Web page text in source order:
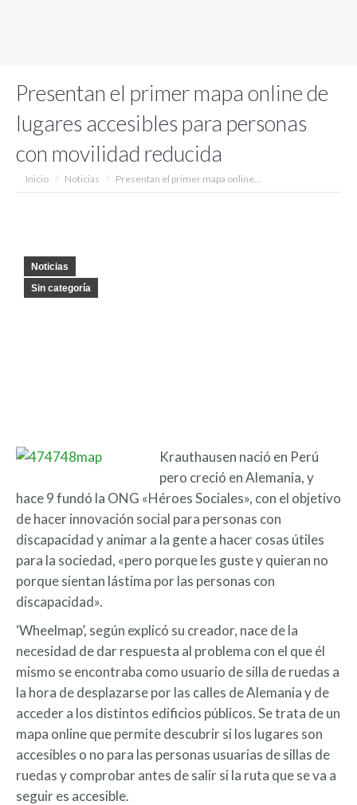
Presentan el primer mapa online de
lugares accesibles para personas
con movilidad reducida
Estás aquí:
Inicio Noticias Presentan el primer mapa online…
Noticias
Sin categoría
Krauthausen nació en Perú
pero creció en Alemania, y
hace 9 fundó la ONG «Héroes Sociales», con el objetivo
de hacer innovación social para personas con
discapacidad y animar a la gente a hacer cosas útiles
para la sociedad, «pero porque les guste y quieran no
porque sientan lástima por las personas con
discapacidad».
‘Wheelmap’, según explicó su creador, nace de la
necesidad de dar respuesta al problema con el que él
mismo se encontraba como usuario de silla de ruedas a
la hora de desplazarse por las calles de Alemania y de
acceder a los distintos edificios públicos. Se trata de un
mapa online que permite descubrir si los lugares son
accesibles o no para las personas usuarias de sillas de
ruedas y comprobar antes de salir si la ruta que se va a
seguir es accesible.